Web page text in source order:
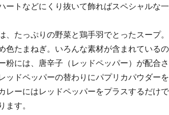
ートなどにくり抜いて飾ればスペシャルな
、たっぷりの野菜と鶏手羽でとったスープ
色たまねぎ。いろんな素材が含まれている
粉には、唐辛子（レッドペッパー）が配合
ッドペッパーの替わりにパプリカパウダー
レーにはレッドペッパーをプラスするだけ
ます。